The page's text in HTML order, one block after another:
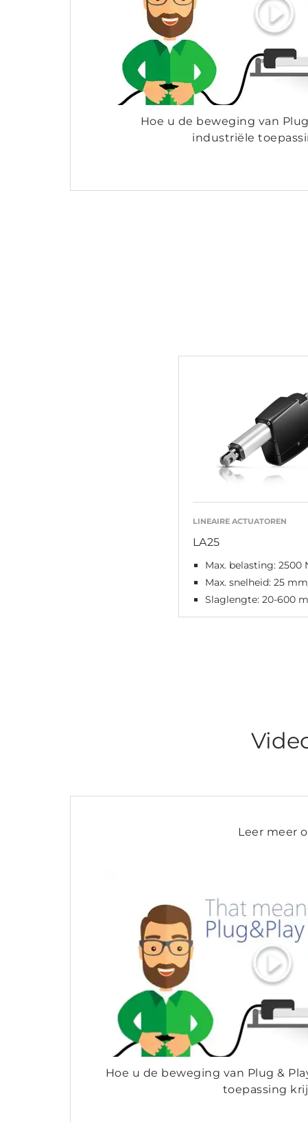
Hoe u de beweging van
industriële
LINEAIRE ACTUATOREN
LA25
Max. belasting: 2500
Max. snelheid: 25
Slaglengte: 20-600
Leer meer
Hoe u de beweging van Plug &
toepassing